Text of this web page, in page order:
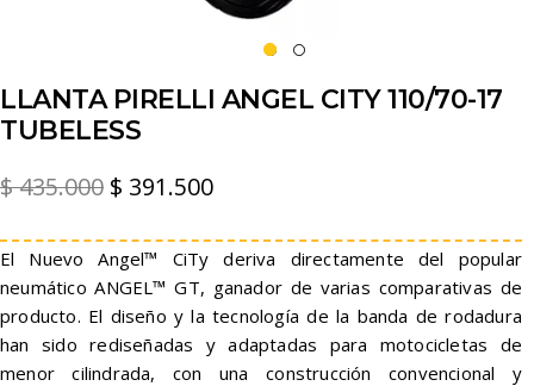
LLANTA PIRELLI ANGEL CITY 110/70-17
TUBELESS
$435.000 El
original
era:
$ 435.000.
$ 391.500El
actual
es:
$ 391.500.
El Nuevo Angel™ CiTy deriva directamente del popular
neumático ANGEL™ GT, ganador de varias comparativas de
producto. El diseño y la tecnología de la banda de rodadura
han sido rediseñadas y adaptadas para motocicletas de
menor cilindrada, con una construcción convencional y